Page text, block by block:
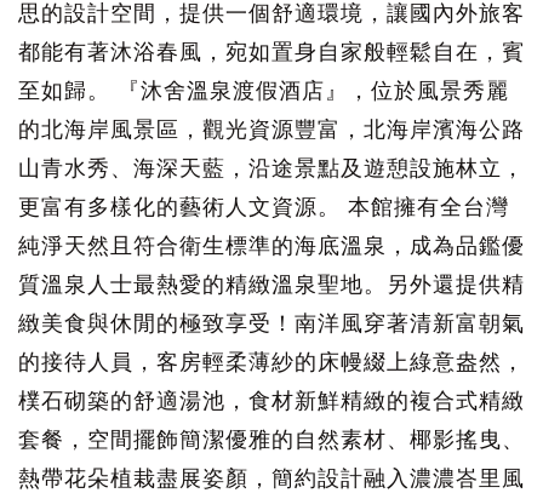
思的設計空間，提供一個舒適環境，讓國內外旅客
都能有著沐浴春風，宛如置身自家般輕鬆自在，賓
至如歸。 『沐舍溫泉渡假酒店』，位於風景秀麗
的北海岸風景區，觀光資源豐富，北海岸濱海公路
山青水秀、海深天藍，沿途景點及遊憩設施林立，
更富有多樣化的藝術人文資源。 本館擁有全台灣
純淨天然且符合衛生標準的海底溫泉，成為品鑑優
質溫泉人士最熱愛的精緻溫泉聖地。另外還提供精
緻美食與休閒的極致享受！南洋風穿著清新富朝氣
的接待人員，客房輕柔薄紗的床幔綴上綠意盎然，
樸石砌築的舒適湯池，食材新鮮精緻的複合式精緻
套餐，空間擺飾簡潔優雅的自然素材、椰影搖曳、
熱帶花朵植栽盡展姿顏，簡約設計融入濃濃峇里風